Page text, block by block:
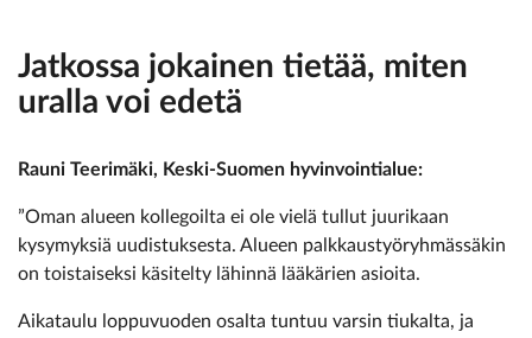
Jatkossa jokainen tietää, miten
uralla voi edetä
Rauni Teerimäki, Keski-Suomen hyvinvointialue:
”Oman alueen kollegoilta ei ole vielä tullut juurikaan
kysymyksiä uudistuksesta. Alueen palkkaustyöryhmässäkin
on toistaiseksi käsitelty lähinnä lääkärien asioita.
Aikataulu loppuvuoden osalta tuntuu varsin tiukalta, ja